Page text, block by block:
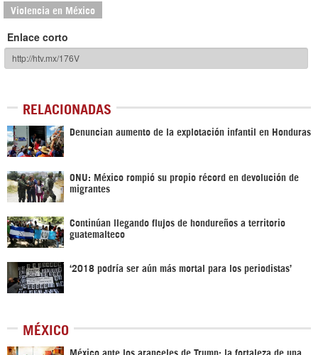
Violencia en México
Enlace corto
RELACIONADAS
Denuncian aumento de la explotación infantil en Honduras
ONU: México rompió su propio récord en devolución de
migrantes
Continúan llegando flujos de hondureños a territorio
guatemalteco
‘2018 podría ser aún más mortal para los periodistas’
MÉXICO
México ante los aranceles de Trump: la fortaleza de una